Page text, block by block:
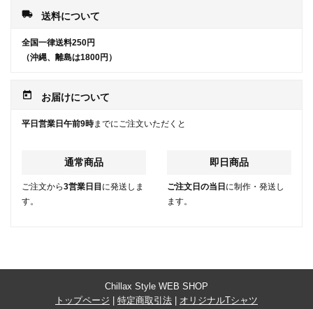
local_shipping 送料について
全国一律送料250円
（沖縄、離島は1800円）
today お届けについて
平日営業日午前9時までにご注文いただくと
通常商品
ご注文から3営業日目 に発送しま
す。
即日商品
ご注文日の当日 に制作・発送し
ます。
Chillax Style WEB SHOP
トップページ
特定商取引法 オリジナルTシャツ